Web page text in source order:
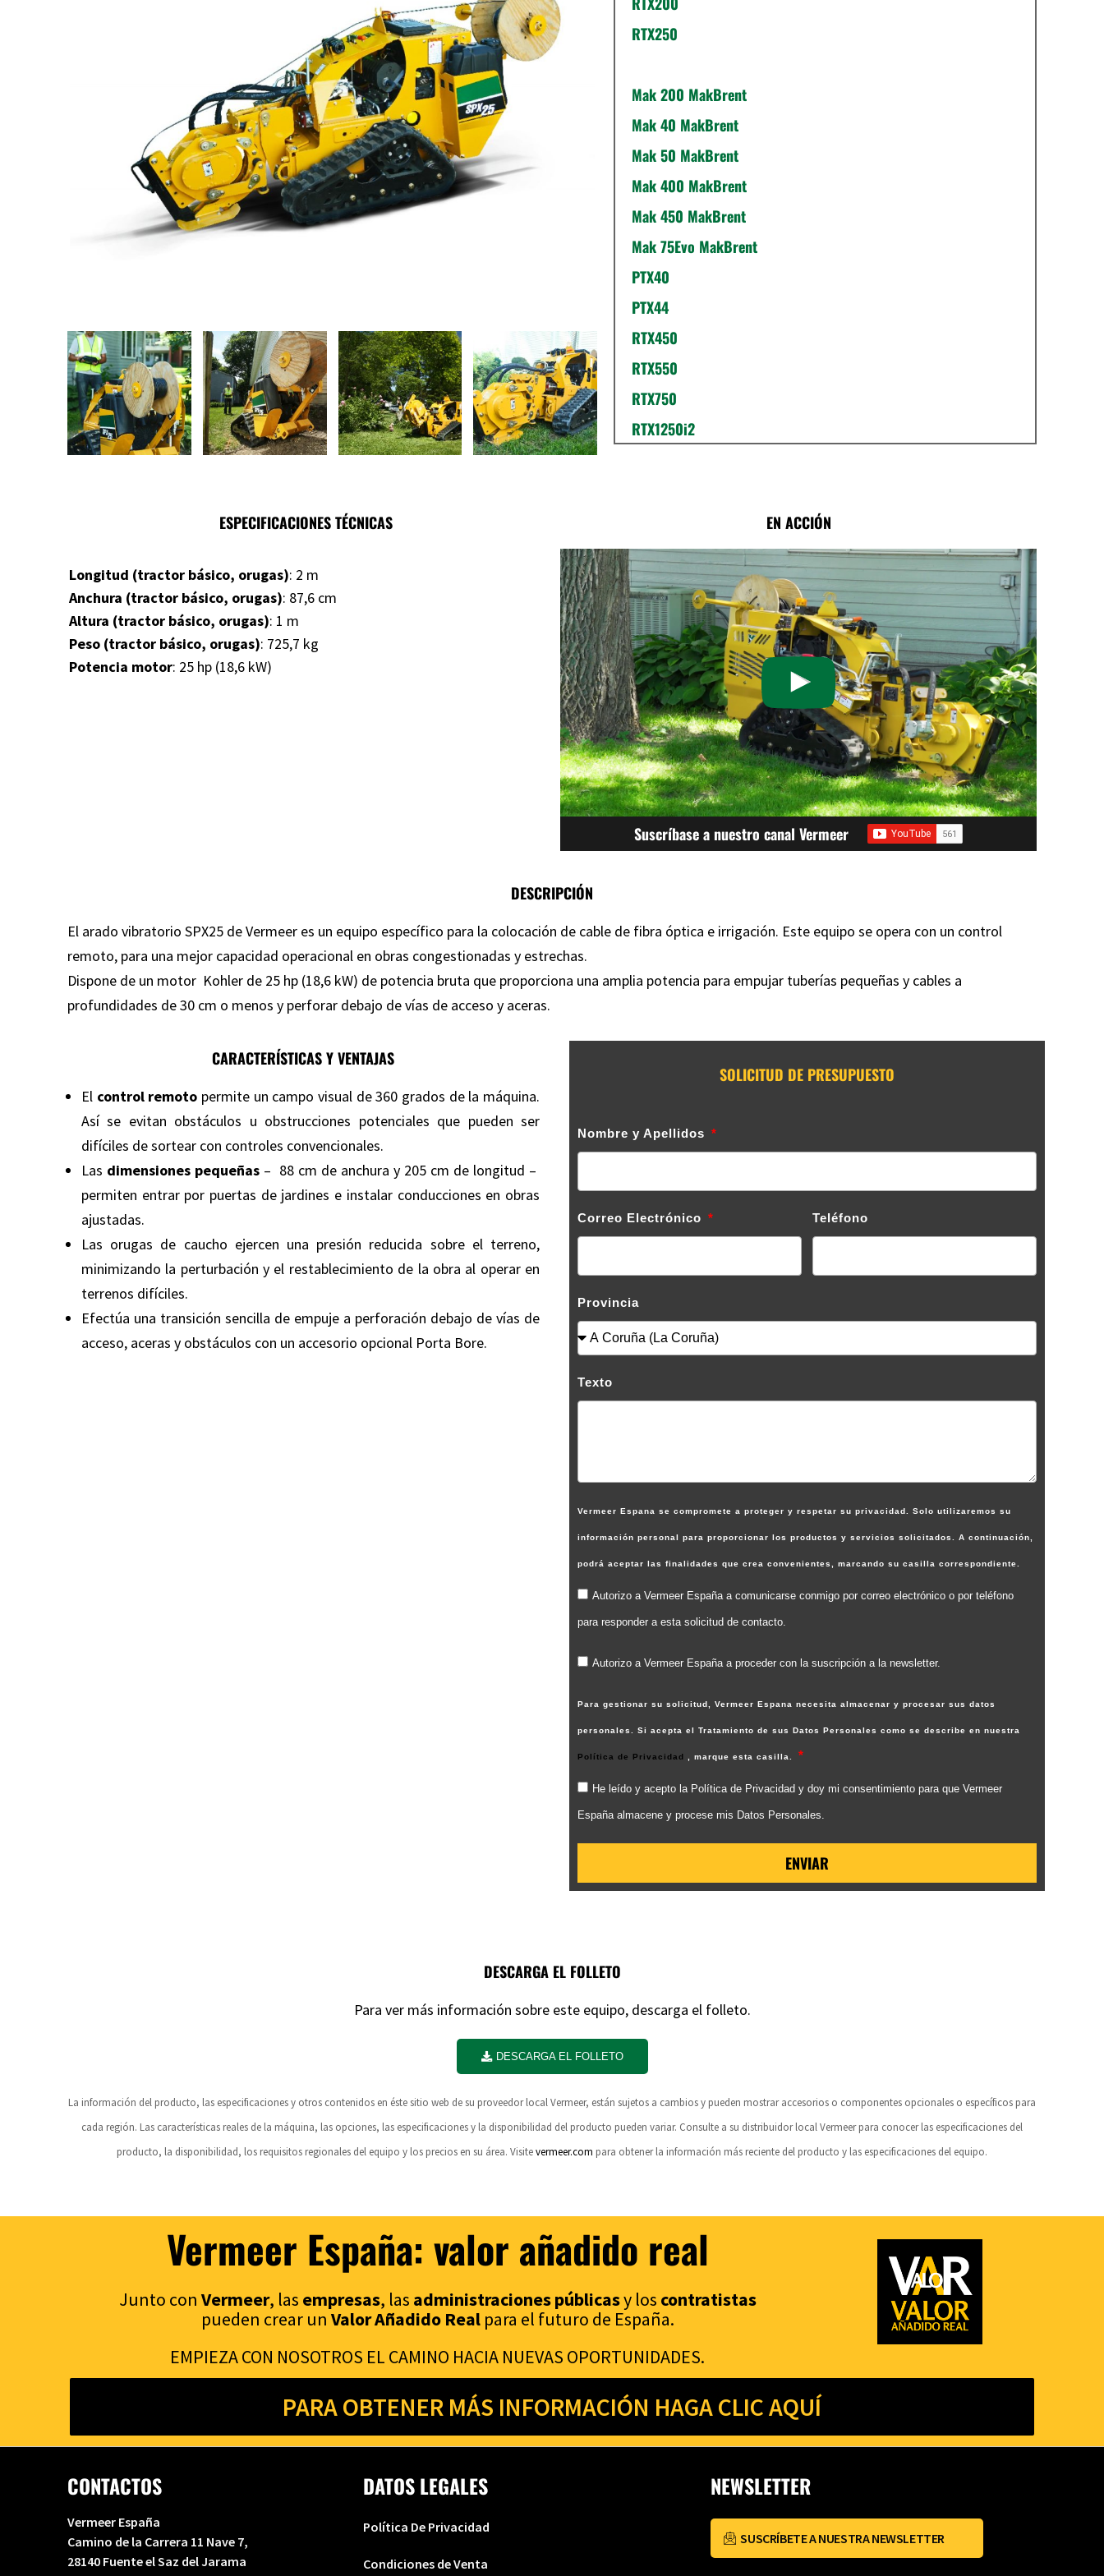
RTX250
Mak 200 MakBrent
Mak 40 MakBrent
Mak 50 MakBrent
Mak 400 MakBrent
Mak 450 MakBrent
Mak 75Evo MakBrent
PTX40
PTX44
RTX450
RTX550
RTX750
RTX1250i2
ESPECIFICACIONES TÉCNICAS
Longitud (tractor básico, orugas): 2 m
Anchura (tractor básico, orugas): 87,6 cm
Altura (tractor básico, orugas): 1 m
Peso (tractor básico, orugas): 725,7 kg
Potencia motor: 25 hp (18,6 kW)
EN ACCIÓN
Suscríbase a nuestro canal Vermeer
DESCRIPCIÓN
El arado vibratorio SPX25 de Vermeer es un equipo específico para la colocación de cable de fibra óptica e irrigación. Este equipo se opera con un control
remoto, para una mejor capacidad operacional en obras congestionadas y estrechas.
Dispone de un motor Kohler de 25 hp (18,6 kW) de potencia bruta que proporciona una amplia potencia para empujar tuberías pequeñas y cables a
profundidades de 30 cm o menos y perforar debajo de vías de acceso y aceras.
CARACTERÍSTICAS Y VENTAJAS
El control remoto permite un campo visual de 360 grados de la máquina.
Así se evitan obstáculos u obstrucciones potenciales que pueden ser
difíciles de sortear con controles convencionales.
Las dimensiones pequeñas – 88 cm de anchura y 205 cm de longitud –
permiten entrar por puertas de jardines e instalar conducciones en obras
ajustadas.
Las orugas de caucho ejercen una presión reducida sobre el terreno,
minimizando la perturbación y el restablecimiento de la obra al operar en
terrenos difíciles.
Efectúa una transición sencilla de empuje a perforación debajo de vías de
acceso, aceras y obstáculos con un accesorio opcional Porta Bore.
SOLICITUD DE PRESUPUESTO
Nombre y Apellidos
Correo Electrónico Teléfono
Provincia
Texto
Vermeer Espana se compromete a proteger y respetar su privacidad. Solo utilizaremos su
información personal para proporcionar los productos y servicios solicitados. A continuación,
podrá aceptar las finalidades que crea convenientes, marcando su casilla correspondiente.
Autorizo a Vermeer España a comunicarse conmigo por correo electrónico o por teléfono
para responder a esta solicitud de contacto.
Autorizo a Vermeer España a proceder con la suscripción a la newsletter.
Para gestionar su solicitud, Vermeer Espana necesita almacenar y procesar sus datos
personales. Si acepta el Tratamiento de sus Datos Personales como se describe en nuestra
Política de Privacidad , marque esta casilla.
He leído y acepto la Política de Privacidad y doy mi consentimiento para que Vermeer
España almacene y procese mis Datos Personales.
ENVIAR
DESCARGA EL FOLLETO
Para ver más información sobre este equipo, descarga el folleto.
DESCARGA EL FOLLETO
La información del producto, las especificaciones y otros contenidos en éste sitio web de su proveedor local Vermeer, están sujetos a cambios y pueden mostrar accesorios o componentes opcionales o específicos para
cada región. Las características reales de la máquina, las opciones, las especificaciones y la disponibilidad del producto pueden variar. Consulte a su distribuidor local Vermeer para conocer las especificaciones del
producto, la disponibilidad, los requisitos regionales del equipo y los precios en su área. Visitevermeer.com para obtener la información más reciente del producto y las especificaciones del equipo.
Vermeer España: valor añadido real
Junto con Vermeer, las empresas, las administraciones públicasy los contratistas
pueden crear un Valor Añadido Realpara el futuro de España.
EMPIEZA CON NOSOTROS EL CAMINO HACIA NUEVAS OPORTUNIDADES.
PARA OBTENER MÁS INFORMACIÓN HAGA CLIC AQUÍ
CONTACTOS
Vermeer España
Camino de la Carrera 11 Nave 7,
28140 Fuente el Saz del Jarama
DATOS LEGALES
Política De Privacidad
Condiciones de Venta
NEWSLETTER
SUSCRÍBETE A NUESTRA NEWSLETTER